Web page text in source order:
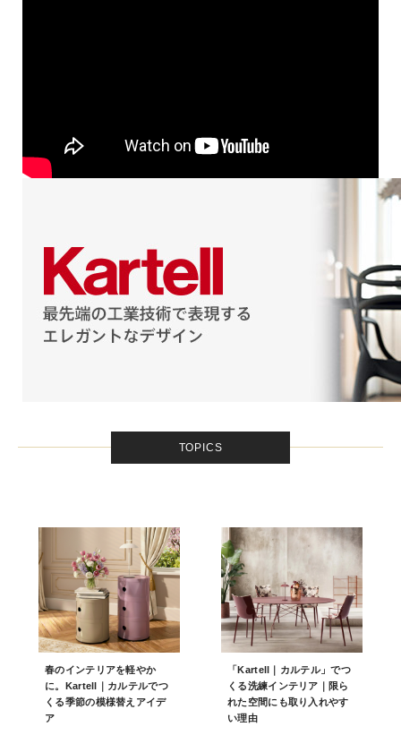
TOPICS
春のインテリアを軽やか
に。Kartell｜カルテルでつ
くる季節の模様替えアイデ
ア
「Kartell｜カルテル」でつ
くる洗練インテリア｜限ら
れた空間にも取り入れやす
い理由